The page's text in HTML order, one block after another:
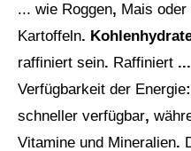
... wie Roggen, Mais oder
Kartoffeln.
raffiniert sein. Raffiniert ...
Verfügbarkeit der Energie
schneller verfügbar,
Vitamine und Mineralien.